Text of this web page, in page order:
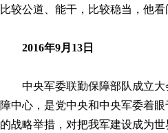
比较公道、能干，比较稳当，他
2016年9月13日
中央军委联勤保障部队成立大
障中心，是党中央和中央军委着
的战略举措，对把我军建设成为